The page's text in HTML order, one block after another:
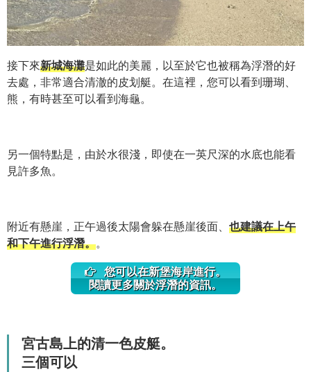
接下來新城海灘是如此的美麗，以至於它也被稱為浮潛的好
去處，非常適合清澈的皮划艇。在這裡，您可以看到珊瑚、
熊，有時甚至可以看到海龜。
另一個特點是，由於水很淺，即使在一英尺深的水底也能看
見許多魚。
附近有懸崖，正午過後太陽會躲在懸崖後面、 也建議在上午
和下午進行浮潛。。
您可以在新堡海岸進行。
閱讀更多關於浮潛的資訊。
宮古島上的清一色皮艇。
三個可以